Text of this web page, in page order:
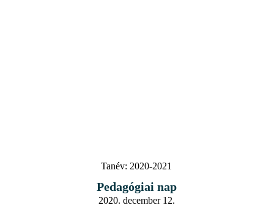
Tanév: 2020-2021
Pedagógiai nap
2020. december 12.